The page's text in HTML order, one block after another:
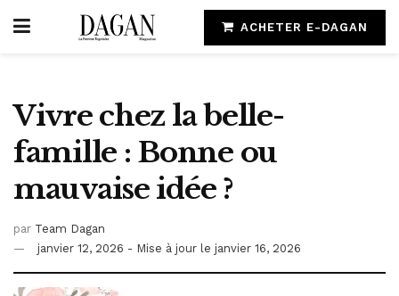
ACHETER E-DAGAN
Vivre chez la belle-
famille : Bonne ou
mauvaise idée ?
par Team Dagan
janvier 12, 2026 - Mise à jour le janvier 16, 2026